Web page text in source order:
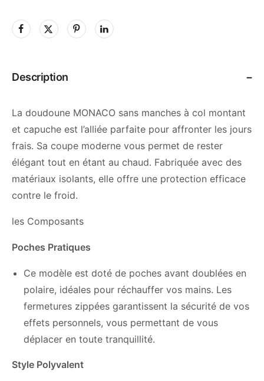
Description
La doudoune MONACO sans manches à col montant
et capuche est l’alliée parfaite pour affronter les jours
frais. Sa coupe moderne vous permet de rester
élégant tout en étant au chaud. Fabriquée avec des
matériaux isolants, elle offre une protection efficace
contre le froid.
les Composants
Poches Pratiques
Ce modèle est doté de poches avant doublées en
polaire, idéales pour réchauffer vos mains. Les
fermetures zippées garantissent la sécurité de vos
effets personnels, vous permettant de vous
déplacer en toute tranquillité.
Style Polyvalent